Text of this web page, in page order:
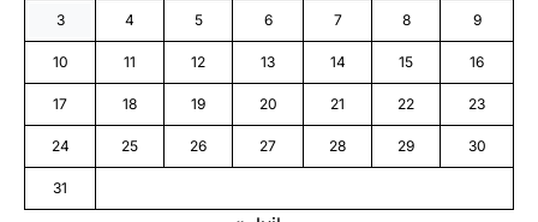
3 4 5 6 7 8 9
10 11 12 13 14 15 16
17 18 19 20 21 22 23
24 25 26 27 28 29 30
31